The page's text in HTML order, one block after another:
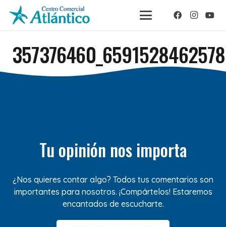
Tu opinión nos importa
¿Nos quieres contar algo? Todos tus comentarios son
importantes para nosotros. ¡Compártelos! Estaremos
encantados de escucharte.